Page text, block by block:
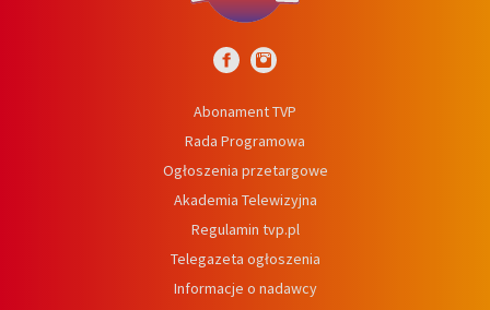
Abonament TVP
Rada Programowa
Ogłoszenia przetargowe
Akademia Telewizyjna
Regulamin tvp.pl
Telegazeta ogłoszenia
Informacje o nadawcy